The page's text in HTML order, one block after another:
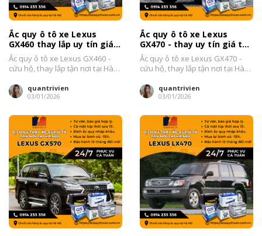
Ắc quy ô tô xe Lexus
GX460 thay lắp uy tín giá
tốt Hà Nội 2026
Ắc quy ô tô xe Lexus GX460 -
cứu hộ, thay lắp tận nơi tại Hà
quantrivien
03/01/2026
Ắc quy ô tô xe Lexus
GX470 - thay uy tín giá tốt
tại Hà Nội 2026
Ắc quy ô tô xe Lexus GX470 -
cứu hộ, thay lắp tận nơi tại Hà
quantrivien
03/01/2026